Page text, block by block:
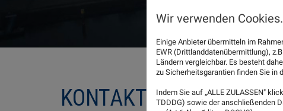
KONTAKT
Wir verwenden Cookies.
Einige Anbieter übermitteln im
EWR (Drittlanddatenübermittlung),
Ländern vergleichbar. Es besteht
zu Sicherheitsgarantien finden Sie in
Indem Sie auf „ALLE ZULASSEN"
TDDDG) sowie der anschließenden